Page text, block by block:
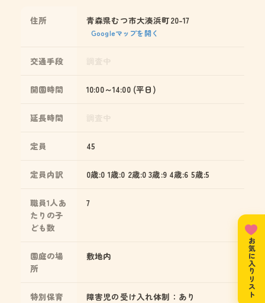
住所 青森県むつ市大湊浜町20-17
Googleマップを開く
交通手段
開園時間 10:00～14:00 (平日)
延長時間
定員 45
定員内訳 0歳:0 1歳:0 2歳:0 3歳:9 4歳:6 5歳:5
職員1人あ
たりの子
ども数
7
園庭の場
所
敷地内
特別保育
障害児の受け入れ体制：あり
お気に入りリスト